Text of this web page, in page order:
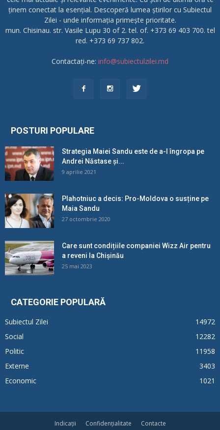
ținem conectat la esențial. Descoperă lumea știrilor cu Subiectul
Zilei - unde informația primește prioritate.
mun. Chisinau. str. Vasile Lupu 30 of 2. tel. of. +373 69 403 700. tel
red. +373 69 737 802.
Contactați-ne: info@subiectulzilei.md
POSTURI POPULARE
Strategia Maiei Sandu este de a-l îngropa pe
Andrei Năstase și...
9 aprilie 2021
Plahotniuc a decis: Pro-Moldova o susține pe
Maia Sandu
27 octombrie 2020
Care sunt condițiile companiei Wizz Air pentru
a reveni la Chișinău
25 mai 2023
CATEGORIE POPULARĂ
Subiectul Zilei
14972
Social
12282
Politic
11958
Externe
3403
Economic
1021
Indicații Confidențialitate Contacte